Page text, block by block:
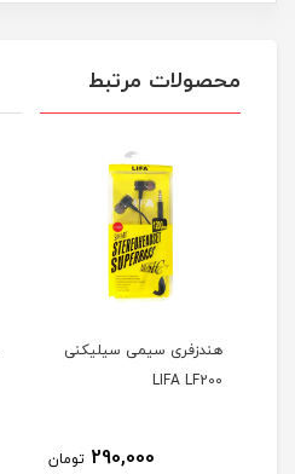
محصولات مرتبط
هندزفری سیمی سیلیکنی
LIFA LF200
290,000 تومان